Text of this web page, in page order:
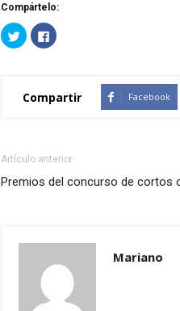
Compártelo:
Haz
clic
para
(Se
abre
Haz
clic
abre
Compartir Facebook
Artículo anterior
Premios del concurso de cortos
Mariano